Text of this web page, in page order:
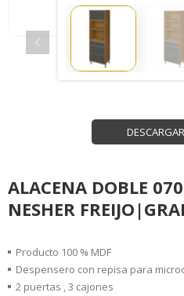
ALACENA DOBLE
NESHER
Producto 100 % MDF
Despensero con repisa para
2 puertas , 3 cajones